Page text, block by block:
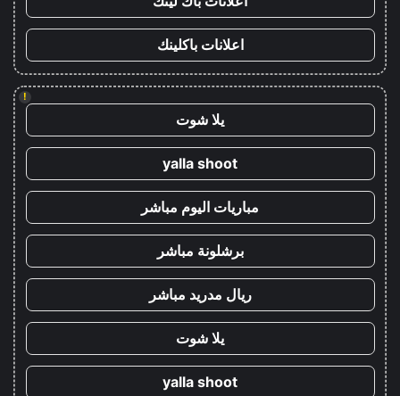
اعلانات باكلينك
!
يلا شوت
yalla shoot
مباريات اليوم مباشر
برشلونة مباشر
ريال مدريد مباشر
يلا شوت
yalla shoot